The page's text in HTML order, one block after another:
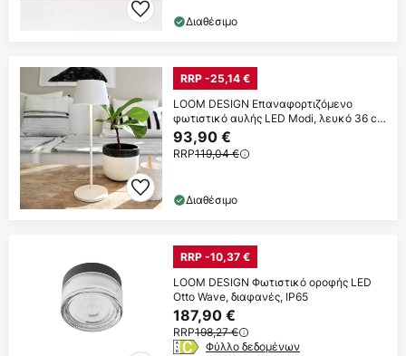
Διαθέσιμο
RRP -25,14 €
LOOM DESIGN Επαναφορτιζόμενο
φωτιστικό αυλής LED Modi, λευκό 36 cm
CCT
93,90 €
RRP119,04 €
Διαθέσιμο
RRP -10,37 €
LOOM DESIGN Φωτιστικό οροφής LED
Otto Wave, διαφανές, IP65
187,90 €
RRP198,27 €
Φύλλο δεδομένων